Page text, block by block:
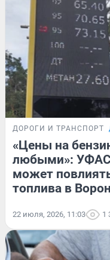
ДОРОГИ И ТРАНСПОРТ
«Цены на
любыми»: УФАС
может
топлива в
22 июля, 2026, 11:03 1